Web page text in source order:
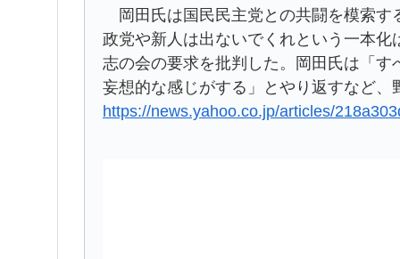
岡田氏は国民民主党との共闘を模索す
政党や新人は出ないでくれという一本
志の会の要求を批判した。岡田氏は「
妄想的な感じがする」とやり返すなど
https://news.yahoo.co.jp/articles/